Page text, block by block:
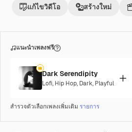
แก้ไขวิดีโอ สร้างใหม่
แนะนำเพลงฟรี
Dark Serendipity
Lofi, Hip Hop, Dark, Playful
สำรวจตัวเลือกเพลงเพิ่มเติม รายการ